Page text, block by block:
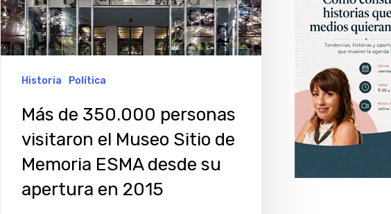
visitaron
el
Museo
Sitio
Memoria
ESMA
desde
Historia Política
Más de 350.000 personas
visitaron el Museo Sitio de
Memoria ESMA desde su
apertura en 2015